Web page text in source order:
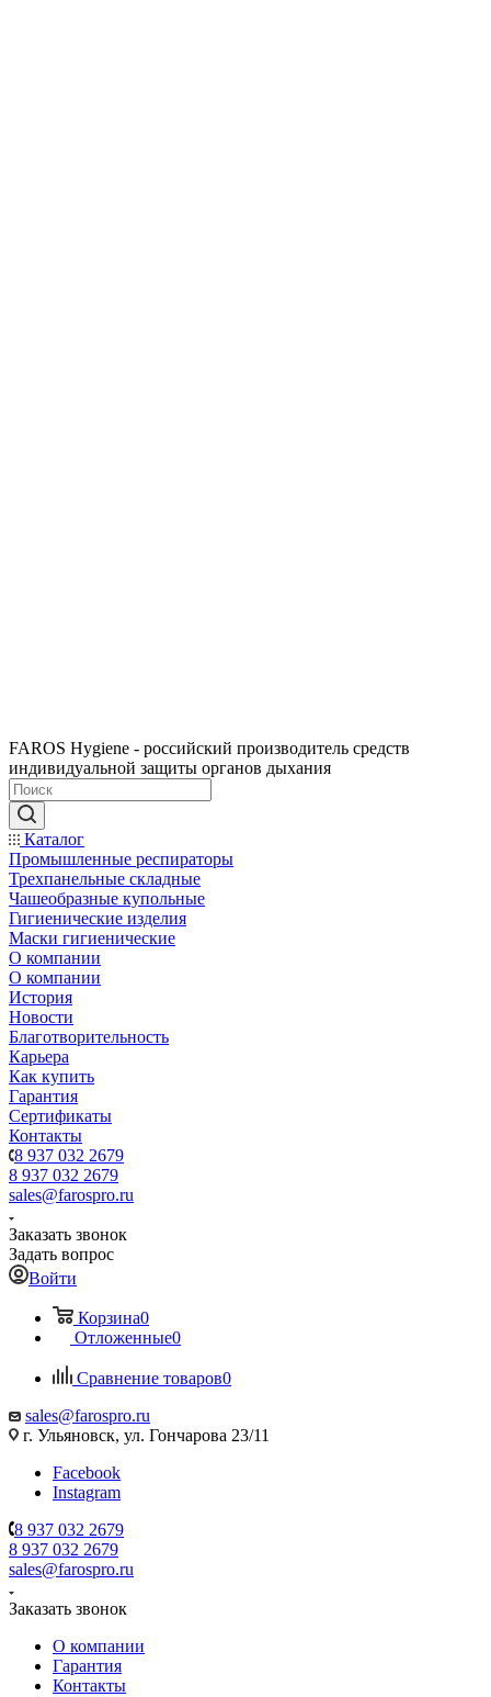
FAROS Hygiene - российский производитель средств
индивидуальной защиты органов дыхания
Каталог
Промышленные респираторы
Трехпанельные складные
Чашеобразные купольные
Гигиенические изделия
Маски гигиенические
О компании
О компании
История
Новости
Благотворительность
Карьера
Как купить
Гарантия
Сертификаты
Контакты
8 937 032 2679
8 937 032 2679
sales@farospro.ru
Заказать звонок
Задать вопрос
Войти
Корзина0
Отложенные0
Сравнение товаров0
sales@farospro.ru
г. Ульяновск, ул. Гончарова 23/11
Facebook
Instagram
8 937 032 2679
8 937 032 2679
sales@farospro.ru
Заказать звонок
О компании
Гарантия
Контакты